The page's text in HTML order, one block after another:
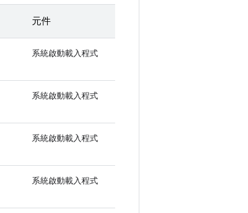
元件
系統啟動載入程式
系統啟動載入程式
系統啟動載入程式
系統啟動載入程式